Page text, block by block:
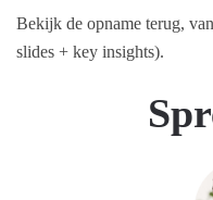
Bekijk de opname terug,
slides + key insights).